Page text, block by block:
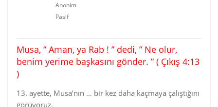
Anonim
Pasif
Musa, ” Aman, ya Rab ! ” dedi, ” Ne olur,
benim yerime başkasını gönder. ” ( Çıkış 4:13
)
13. ayette, Musa’nın … bir kez daha kaçmaya çalıştığını
görüyoruz.